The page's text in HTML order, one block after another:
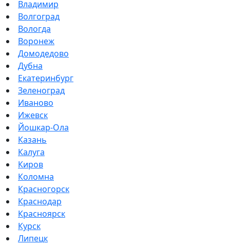
Владимир
Волгоград
Вологда
Воронеж
Домодедово
Дубна
Екатеринбург
Зеленоград
Иваново
Ижевск
Йошкар-Ола
Казань
Калуга
Киров
Коломна
Красногорск
Краснодар
Красноярск
Курск
Липецк